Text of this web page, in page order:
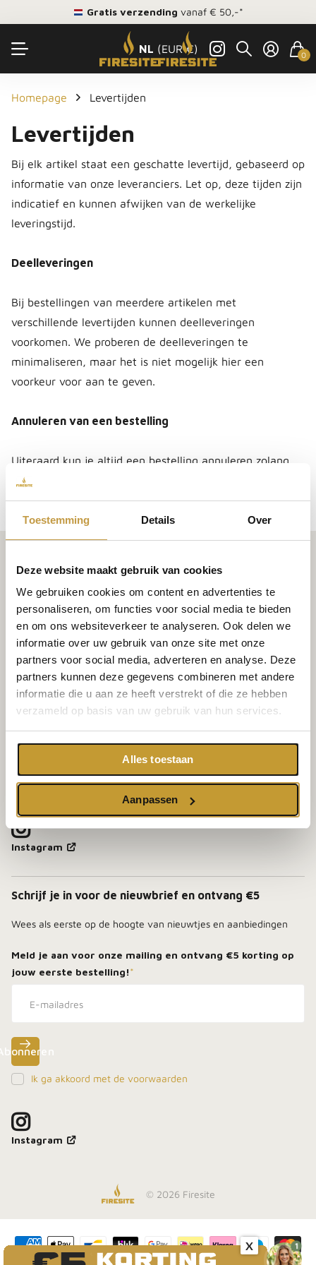
Toestemming Details Over
Deze website maakt gebruik van cookies
We gebruiken cookies om content en advertenties te
personaliseren, om functies voor social media te bieden
en om ons websiteverkeer te analyseren. Ook delen we
informatie over uw gebruik van onze site met onze
partners voor social media, adverteren en analyse. Deze
partners kunnen deze gegevens combineren met andere
informatie die u aan ze heeft verstrekt of die ze hebben
verzameld op basis van uw gebruik van hun services.
Alles toestaan
Aanpassen
Gratis verzending vanaf € 50,-*
NL (EUR €) 0
Homepage Levertijden
Levertijden
Bij elk artikel staat een geschatte levertijd, gebaseerd op
informatie van onze leveranciers. Let op, deze tijden zijn
indicatief en kunnen afwijken van de werkelijke
leveringstijd.
Deelleveringen
Bij bestellingen van meerdere artikelen met
verschillende levertijden kunnen deelleveringen
voorkomen. We proberen de deelleveringen te
minimaliseren, maar het is niet mogelijk hier een
voorkeur voor aan te geven.
Annuleren van een bestelling
Uiteraard kun je altijd een bestelling annuleren zolang
we deze nog niet in behandeling hebben genomen.
Stuur een e-mail naar algemeen@firesite.nl.
Contact
Algemene voorwaarden
Bezorgen en afhalen
Privacyreglement
Retourinformatie
Wettelijke kennisgeving
Harselaarseweg 90-10
3771 MB BARNEVELD
085 - 500 17 50
Instagram
Schrijf je in voor de nieuwbrief en ontvang €5
Wees als eerste op de hoogte van nieuwtjes en aanbiedingen
Meld je aan voor onze mailing en ontvang €5 korting op
jouw eerste bestelling!*
Ik ga akkoord met de voorwaarden
Instagram
© 2026 Firesite
X
Meld je aan, blijf dicht bij het vuur en ontdek als
eerste onze beste deals in je inbox.
Inschrijven
1